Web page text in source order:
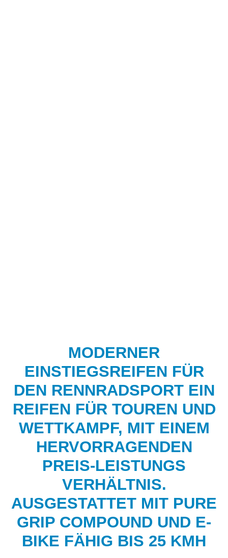
MODERNER
EINSTIEGSREIFEN FÜR
DEN RENNRADSPORT EIN
REIFEN FÜR TOUREN UND
WETTKAMPF, MIT EINEM
HERVORRAGENDEN
PREIS-LEISTUNGS
VERHÄLTNIS.
AUSGESTATTET MIT PURE
GRIP COMPOUND UND E-
BIKE FÄHIG BIS 25 KMH